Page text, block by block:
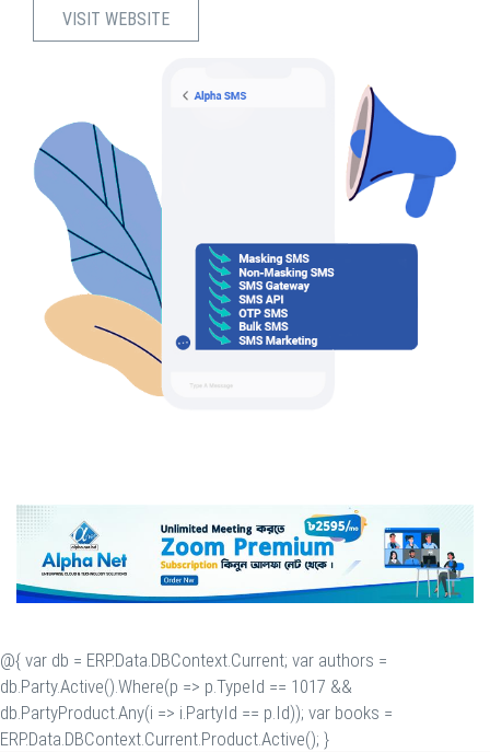
VISIT WEBSITE
@{ var db = ERP.Data.DBContext.Current; var authors =
db.Party.Active().Where(p => p.TypeId == 1017 &&
db.PartyProduct.Any(i => i.PartyId == p.Id)); var books =
ERP.Data.DBContext.Current.Product.Active(); }